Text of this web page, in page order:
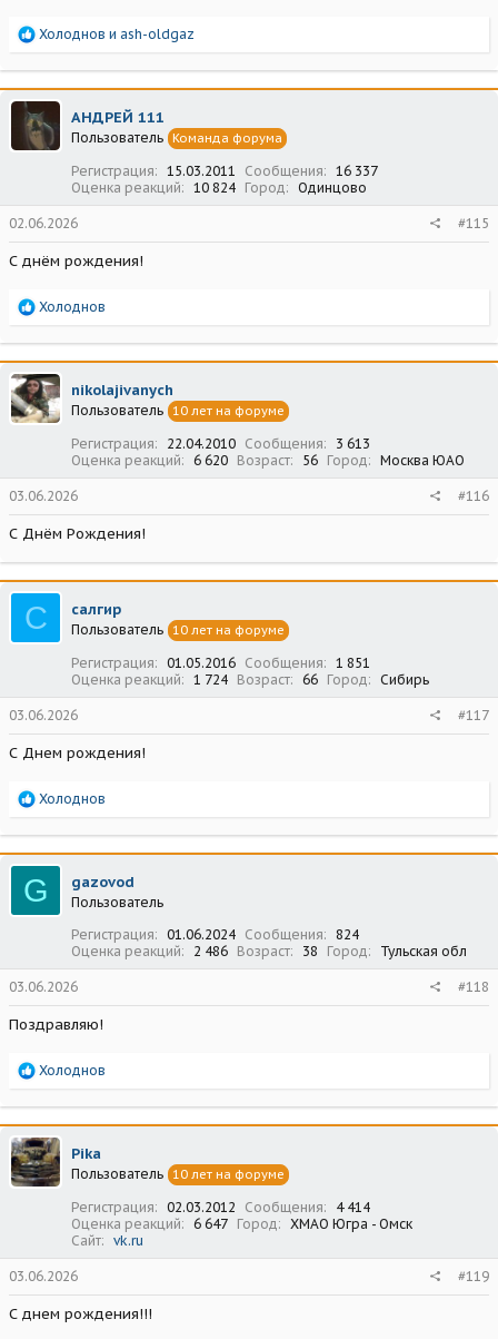
Р
а
к
ц
и
и
Холоднов и ash-oldgaz
АНДРЕЙ 111
Пользователь Команда форума
Регистрация 15.03.2011 Сообщения
16 337
Оценка реакций
10 824 Город Одинцово
02.06.2026 #115
С днём рождения!
Р
а
к
ц
и
и
Холоднов
nikolajivanych
Пользователь 10 лет на форуме
Регистрация 22.04.2010 Сообщения
3 613
Оценка реакций
6 620 Возраст 56 Город Москва ЮАО
03.06.2026 #116
С Днём Рождения!
С салгир
Пользователь 10 лет на форуме
Регистрация 01.05.2016 Сообщения
1 851
Оценка реакций
1 724 Возраст 66 Город Сибирь
03.06.2026 #117
С Днем рождения!
Р
а
к
ц
и
и
Холоднов
G gazovod
Пользователь
Регистрация
01.06.2024 Сообщения
824
Оценка реакций
2 486 Возраст 38 Город Тульская обл
03.06.2026 #118
Поздравляю!
Р
а
к
ц
и
и
Холоднов
Pika
Пользователь 10 лет на форуме
Регистрация 02.03.2012 Сообщения
4 414
Оценка реакций
6 647 Город
ХМАО Югра - Омск
Сайт
vk.ru
03.06.2026 #119
С днем рождения!!!